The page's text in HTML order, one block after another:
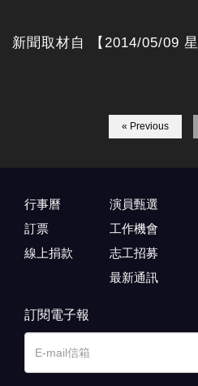
新聞取材自 【2014/05/09 星
« Previous
行事曆
訂票
線上捐款
演員甄選
工作機會
志工招募
最新通訊
訂閱電子報